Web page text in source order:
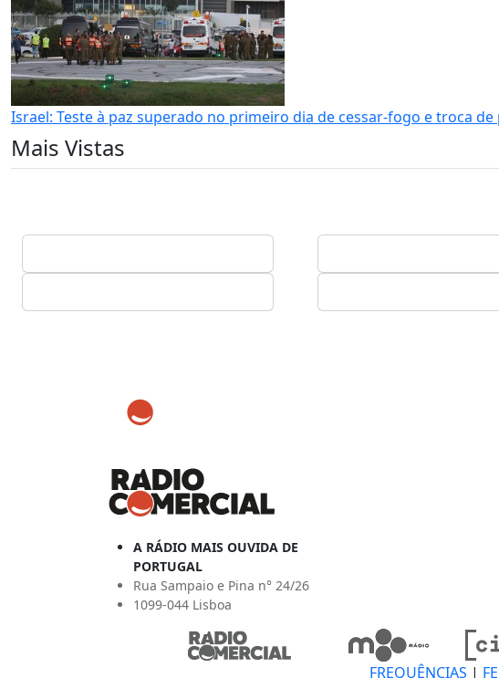
Israel: Teste à paz superado no primeiro dia de cessar-fogo e troca
Mais Vistas
A RÁDIO MAIS OUVIDA DE
PORTUGAL
Rua Sampaio e Pina n° 24/26
1099-044 Lisboa
FREQUÊNCIAS |